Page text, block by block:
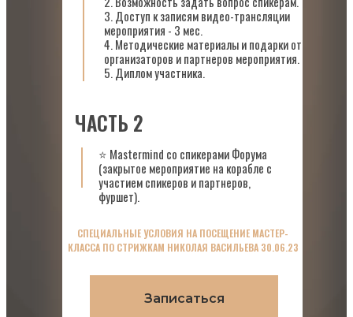
ЧАСТЬ 2
⭐️ Mastermind со спикерами Форума
(закрытое мероприятие на корабле с
участием спикеров и партнеров,
фуршет).
Записаться
3. Доступ к записям видео-трансляции
мероприятия - 3 мес.
4. Методические материалы и подарки от
организаторов и партнеров мероприятия.
5. Диплом участника.
СПЕЦИАЛЬНЫЕ УСЛОВИЯ НА ПОСЕЩЕНИЕ МАСТЕР-
КЛАССА ПО СТРИЖКАМ НИКОЛАЯ ВАСИЛЬЕВА 30.06.23